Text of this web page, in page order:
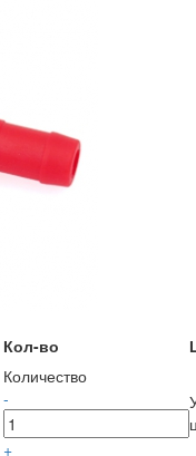
Кол-во
Количество
-
+